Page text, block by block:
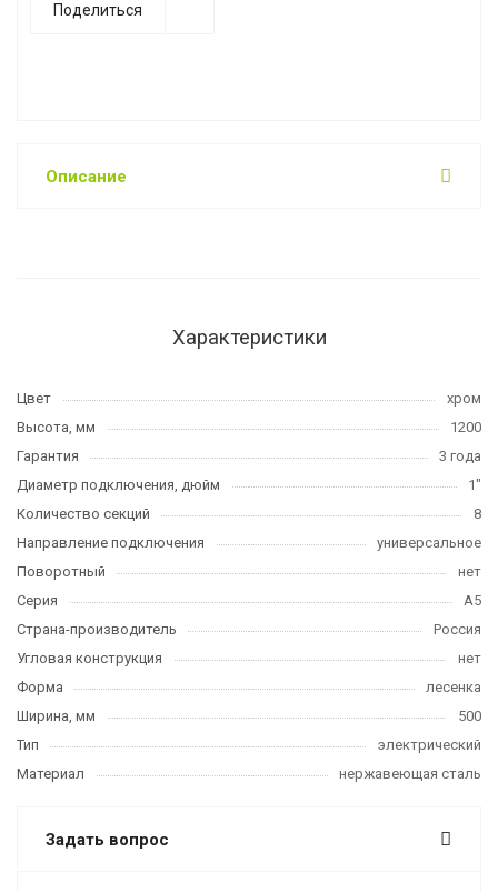
Поделиться
Описание
Характеристики
Цвет
хром
Высота, мм
1200
Гарантия
3 года
Диаметр подключения, дюйм
1"
Количество секций
8
Направление подключения
универсальное
Поворотный
нет
Серия
А5
Страна-производитель
Россия
Угловая конструкция
нет
Форма
лесенка
Ширина, мм
500
Тип
электрический
Материал
нержавеющая сталь
Задать вопрос